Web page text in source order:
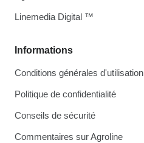
Informations
Conditions générales d'utilisation
Politique de confidentialité
Conseils de sécurité
Commentaires sur Agroline
Linemedia Digital ™